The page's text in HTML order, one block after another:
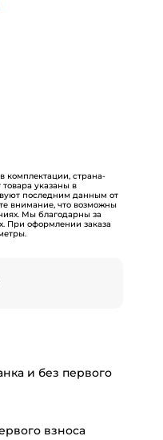
комплектации, страна-
указаны в
последним данным от
внимание, что возможны
Мы благодарны за
При оформлении заказа
и без первого
взноса